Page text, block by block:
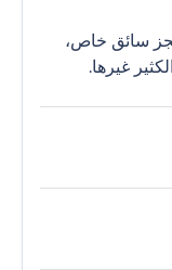
سائق خاص،
غيرها.